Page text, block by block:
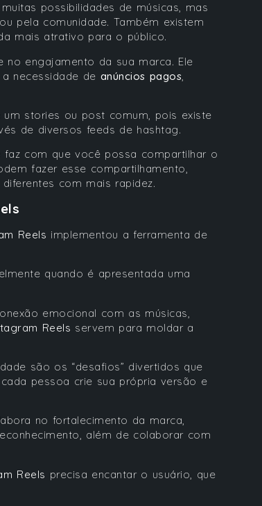
possibilidades de músicas, mas
ou pela comunidade. Também existem
mais atrativo para o público.
no engajamento da sua marca. Ele
necessidade de anúncios pagos
stories ou post comum, pois existe
de diversos feeds de hashtag.
com que você possa compartilhar o
fazer esse compartilhamento,
com mais rapidez.
Reels implementou a ferramenta de
quando é apresentada uma
emocional com as músicas,
Reels servem para moldar a
são os “desafios” divertidos que
pessoa crie sua própria versão e
no fortalecimento da marca,
além de colaborar com
Reels precisa encantar o usuário, que